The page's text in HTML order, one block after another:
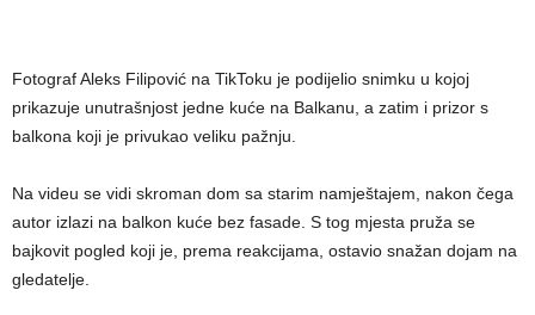
Fotograf Aleks Filipović na TikToku je podijelio snimku u kojoj
prikazuje unutrašnjost jedne kuće na Balkanu, a zatim i prizor s
balkona koji je privukao veliku pažnju.
Na videu se vidi skroman dom sa starim namještajem, nakon čega
autor izlazi na balkon kuće bez fasade. S tog mjesta pruža se
bajkovit pogled koji je, prema reakcijama, ostavio snažan dojam na
gledatelje.